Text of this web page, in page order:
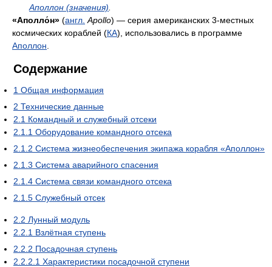
Аполлон (значения)
«Аполло́н» (англ. Apollo) — серия американских 3-местных
космических кораблей (КА), использовались в программе
Аполлон
Содержание
1 Общая информация
2 Технические данные
2.1 Командный и служебный отсеки
2.1.1 Оборудование командного отсека
2.1.2 Система жизнеобеспечения экипажа корабля «Аполлон»
2.1.3 Система аварийного спасения
2.1.4 Система связи командного отсека
2.1.5 Служебный отсек
2.2 Лунный модуль
2.2.1 Взлётная ступень
2.2.2 Посадочная ступень
2.2.2.1 Характеристики посадочной ступени